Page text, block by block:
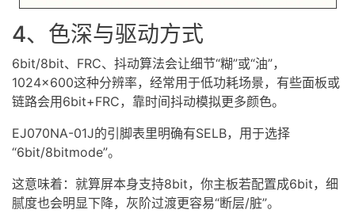
4、色深与驱动方式
6bit/8bit、FRC、抖动算法会让细节“糊”或“油”，
1024×600这种分辨率，经常用于低功耗场景，有些面板或
链路会用6bit+FRC，靠时间抖动模拟更多颜色。
EJ070NA-01J的引脚表里明确有SELB，用于选择
“6bit/8bitmode”。
这意味着：就算屏本身支持8bit，你主板若配置成6bit，细
腻度也会明显下降，灰阶过渡更容易“断层/脏”。